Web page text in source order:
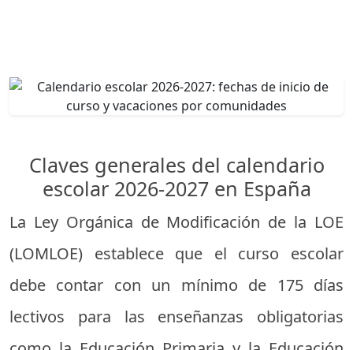
Claves generales del calendario
escolar 2026-2027 en España
La Ley Orgánica de Modificación de la LOE
(LOMLOE) establece que el curso escolar
debe contar con un mínimo de 175 días
lectivos para las enseñanzas obligatorias